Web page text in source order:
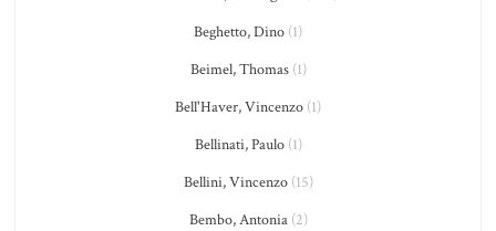
Beghetto, Dino (1)
Beimel, Thomas(1)
Bell'Haver, Vincenzo (1)
Bellinati, Paulo(1)
Bellini, Vincenzo(15)
Bembo, Antonia(2)